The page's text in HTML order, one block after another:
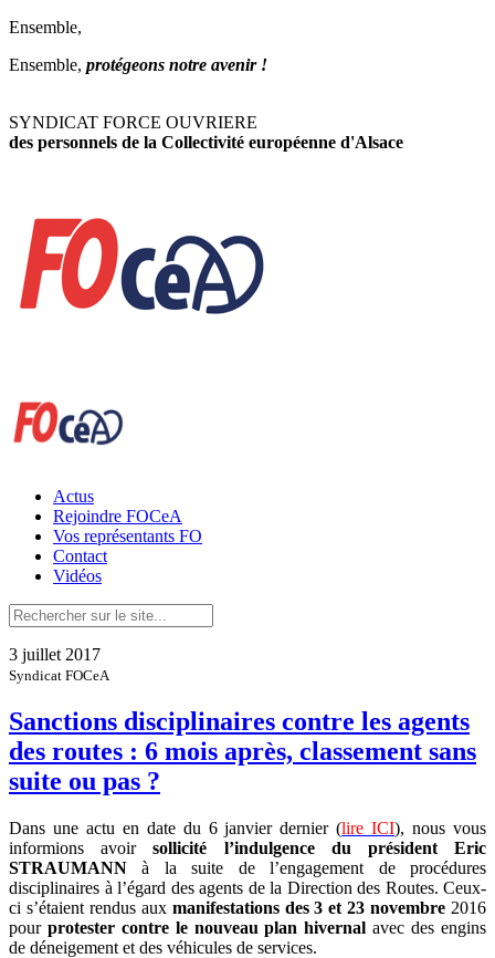
Ensemble,
Ensemble, protégeons notre avenir !
SYNDICAT FORCE OUVRIERE
des personnels de la Collectivité européenne d'Alsace
Actus
Rejoindre FOCeA
Vos représentants FO
Contact
Vidéos
3 juillet 2017
Syndicat FOCeA
Sanctions disciplinaires contre les agents
des routes : 6 mois après, classement sans
suite ou pas ?
Dans une actu en date du 6 janvier dernier (lire ICI), nous vous
informions avoirsollicité l’indulgence du président Eric
STRAUMANN à la suite de l’engagement de procédures
disciplinaires à l’égard des agents de la Direction des Routes. Ceux-
ci s’étaient rendus aux manifestations des 3 et 23 novembre 2016
pour protester contre le nouveau plan hivernal avec des engins
de déneigement et des véhicules de services.